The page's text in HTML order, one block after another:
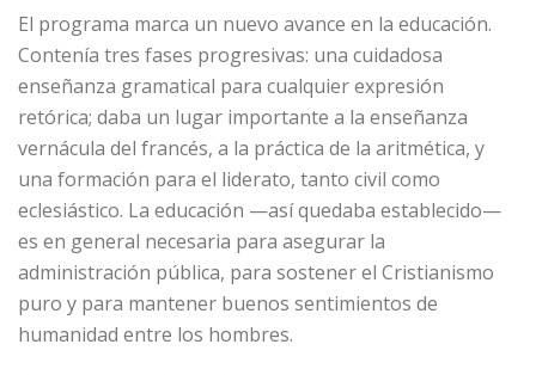
El programa marca un nuevo avance en la educación.
Contenía tres fases progresivas: una cuidadosa
enseñanza gramatical para cualquier expresión
retórica; daba un lugar importante a la enseñanza
vernácula del francés, a la práctica de la aritmética, y
una formación para el liderato, tanto civil como
eclesiástico. La educación —así quedaba establecido—
es en general necesaria para asegurar la
administración pública, para sostener el Cristianismo
puro y para mantener buenos sentimientos de
humanidad entre los hombres.